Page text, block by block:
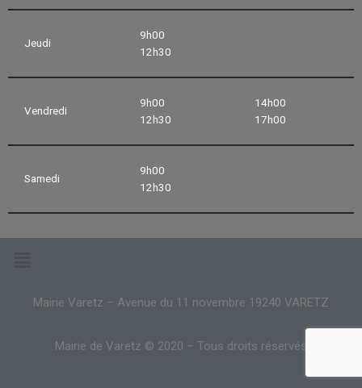
Jeudi
9h00
12h30
Vendredi
9h00
12h30
14h00
17h00
Samedi
9h00
12h30
Mairie Varetz – Avenue du 11 novembre 19240 VARETZ
Mairie de Varetz © 2020 – Tous droits réservés